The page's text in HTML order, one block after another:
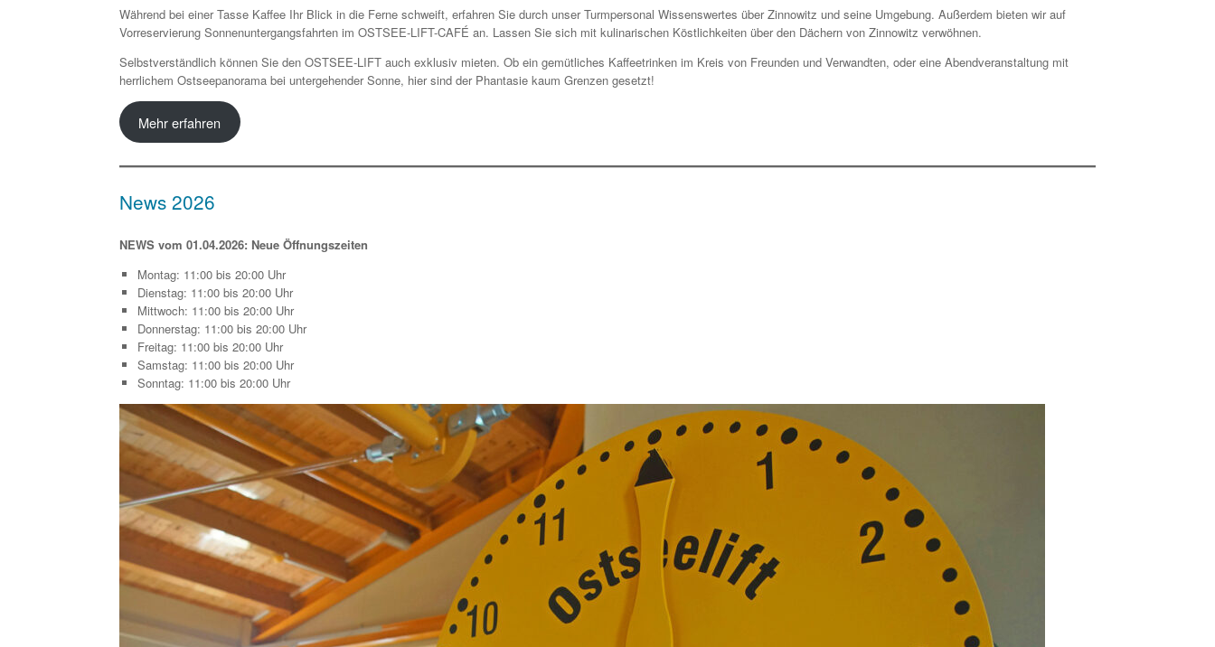
Während bei einer Tasse Kaffee Ihr Blick in die Ferne schweift, erfahren Sie durch unser Turmpersonal Wissenswertes über Zinnowitz und seine Umgebung. Außerdem bieten wir auf
Vorreservierung Sonnenuntergangsfahrten im OSTSEE-LIFT-CAFÉ an. Lassen Sie sich mit kulinarischen Köstlichkeiten über den Dächern von Zinnowitz verwöhnen.
Selbstverständlich können Sie den OSTSEE-LIFT auch exklusiv mieten. Ob ein gemütliches Kaffeetrinken im Kreis von Freunden und Verwandten, oder eine Abendveranstaltung mit
herrlichem Ostseepanorama bei untergehender Sonne, hier sind der Phantasie kaum Grenzen gesetzt!
Mehr erfahren
News 2026
NEWS vom 01.04.2026: Neue Öffnungszeiten
Montag: 11:00 bis 20:00 Uhr
Dienstag: 11:00 bis 20:00 Uhr
Mittwoch: 11:00 bis 20:00 Uhr
Donnerstag: 11:00 bis 20:00 Uhr
Freitag: 11:00 bis 20:00 Uhr
Samstag: 11:00 bis 20:00 Uhr
Sonntag: 11:00 bis 20:00 Uhr